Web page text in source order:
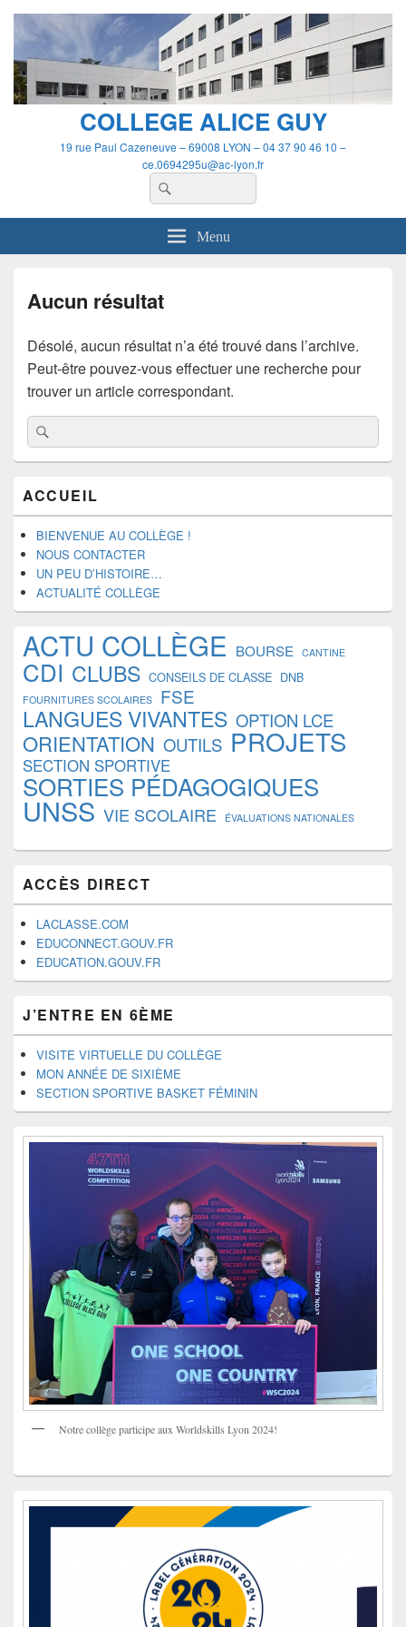
COLLEGE ALICE GUY
19 rue Paul Cazeneuve – 69008 LYON – 04 37 90 46 10 –
ce.0694295u@ac-lyon.fr
Recherche :
Menu
Aucun résultat
Désolé, aucun résultat n’a été trouvé dans l’archive.
Peut-être pouvez-vous effectuer une recherche pour
trouver un article correspondant.
Recherche :
principale
de
widget
pour
barre
latérale
ACCUEIL
BIENVENUE AU COLLÈGE !
NOUS CONTACTER
UN PEU D’HISTOIRE…
ACTUALITÉ COLLÈGE
ACTU COLLÈGE BOURSE CANTINE
CDI CLUBS CONSEILS DE CLASSE DNB
FOURNITURES SCOLAIRES FSE
LANGUES VIVANTES OPTION LCE
ORIENTATION OUTILS PROJETS
SECTION SPORTIVE
SORTIES PÉDAGOGIQUES
UNSS VIE SCOLAIRE ÉVALUATIONS NATIONALES
ACCÈS DIRECT
LACLASSE.COM
EDUCONNECT.GOUV.FR
EDUCATION.GOUV.FR
J’ENTRE EN 6ÈME
VISITE VIRTUELLE DU COLLÈGE
MON ANNÉE DE SIXIÈME
SECTION SPORTIVE BASKET FÉMININ
Notre collège participe aux Worldskills Lyon 2024!
Panneau de gestion des cookies